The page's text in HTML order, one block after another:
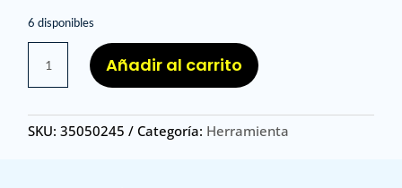
6 disponibles
TERMICA
LW
M4
/
Añadir al carrito
SKU:35050245 Categoría: Herramienta